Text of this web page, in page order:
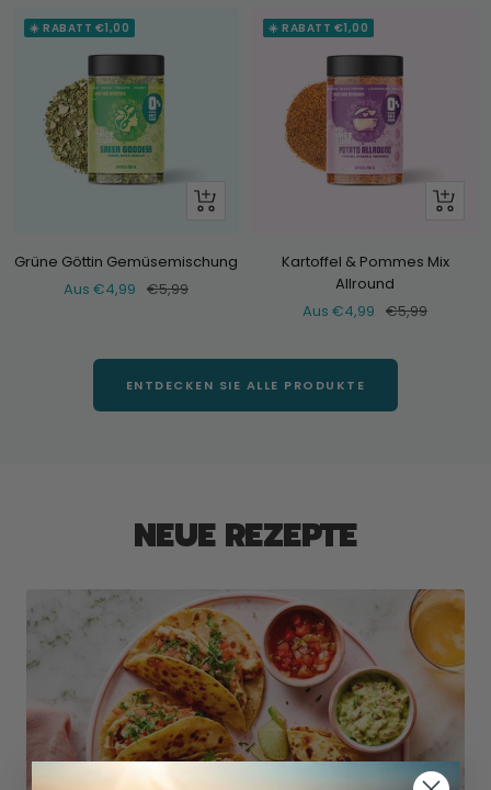
☀️ RABATT €1,00
Schau
Grüne Göttin Gemüsemischung
Verkaufspreis
Aus €4,99 Normaler
€5,99
☀️ RABATT €1,00
Schau
Kartoffel & Pommes Mix
Allround
Verkaufspreis
Aus €4,99 Normaler
€5,99
ENTDECKEN SIE ALLE PRODUKTE
NEUE REZEPTE